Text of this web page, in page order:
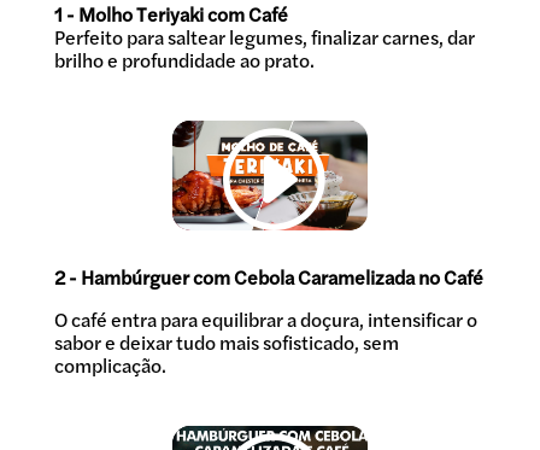
1 - Molho Teriyaki com Café
Perfeito para saltear legumes, finalizar carnes, dar
brilho e profundidade ao prato.
2 - Hambúrguer com Cebola Caramelizada no Café
O café entra para equilibrar a doçura, intensificar o
sabor e deixar tudo mais sofisticado, sem
complicação.